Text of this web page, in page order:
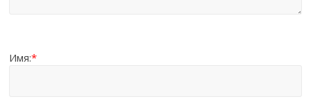
Имя:*